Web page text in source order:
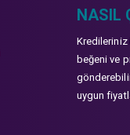
NASIL
Kredileriniz
beğeni ve
uygun